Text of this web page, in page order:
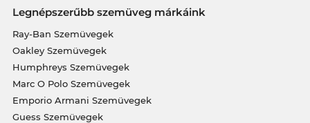
Legnépszerűbb szemüveg márkáink
Ray-Ban Szemüvegek
Oakley Szemüvegek
Humphreys Szemüvegek
Marc O Polo Szemüvegek
Emporio Armani Szemüvegek
Guess Szemüvegek